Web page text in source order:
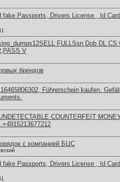
fake Passports, Drivers License , Id
FULLSsn Dob DL
V
брендов
Führerschein kaufen.
COUNTERFEIT
с компанией БЦС
fake Passports, Drivers License , Id